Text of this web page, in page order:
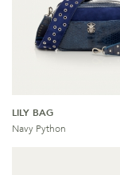
LILY BAG
Navy Python